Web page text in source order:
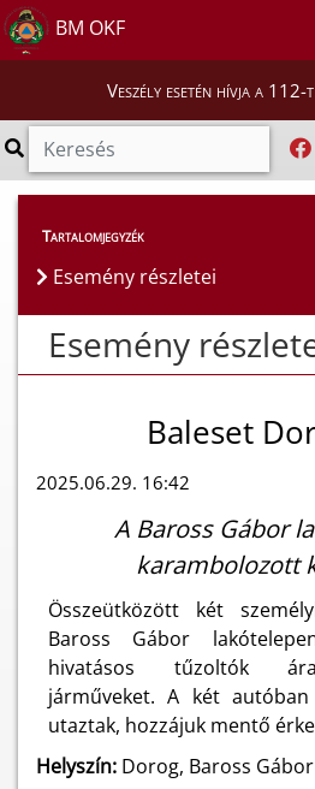
BM OKF
Veszély esetén hívja a
Esemény részletei
Tartalomjegyzék
Esemény részletei
Esemény
Baleset
2025.06.29. 16:42
A Baross Gábor
karambolozott
Összeütközött két
Baross Gábor
hivatásos tűzoltók
járműveket. A két
utaztak, hozzájuk mentő
Helyszín: Dorog, Baross